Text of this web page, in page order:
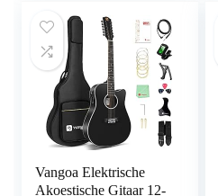
Vangoa Elektrische
Akoestische Gitaar 12-